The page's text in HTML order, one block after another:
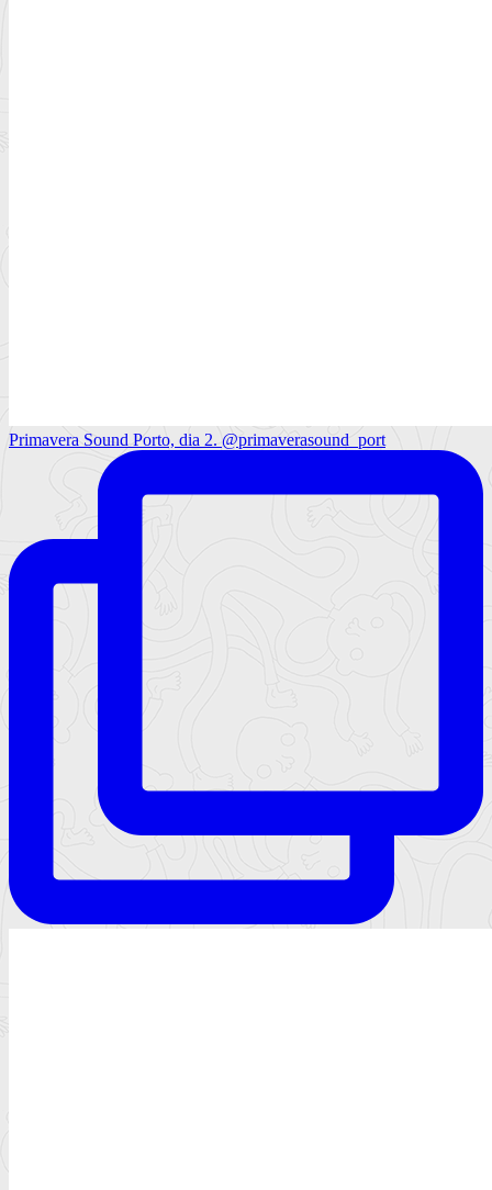
Primavera Sound Porto, dia 2. @primaverasound_port